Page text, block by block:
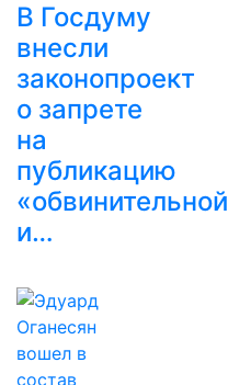
В Госдуму
внесли
законопроект
о запрете
на
публикацию
«обвинительной
и…